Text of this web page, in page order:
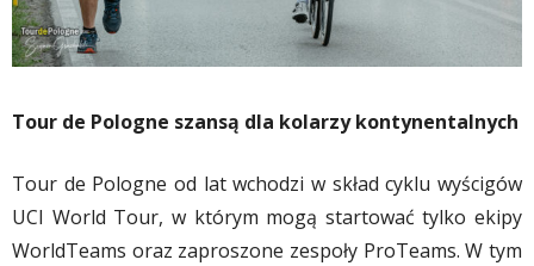
Tour de Pologne szansą dla kolarzy kontynentalnych
Tour de Pologne od lat wchodzi w skład cyklu wyścigów
UCI World Tour, w którym mogą startować tylko ekipy
WorldTeams oraz zaproszone zespoły ProTeams. W tym